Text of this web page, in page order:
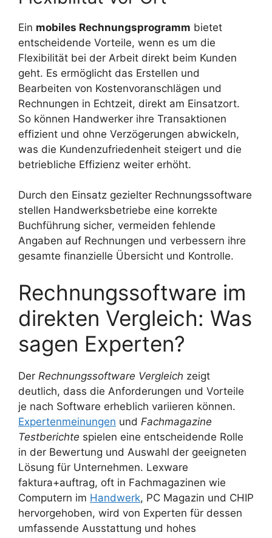
Ein mobiles Rechnungsprogramm bietet
entscheidende Vorteile, wenn es um die
Flexibilität bei der Arbeit direkt beim Kunden
geht. Es ermöglicht das Erstellen und
Bearbeiten von Kostenvoranschlägen und
Rechnungen in Echtzeit, direkt am Einsatzort.
So können Handwerker ihre Transaktionen
effizient und ohne Verzögerungen abwickeln,
was die Kundenzufriedenheit steigert und die
betriebliche Effizienz weiter erhöht.
Durch den Einsatz gezielter Rechnungssoftware
stellen Handwerksbetriebe eine korrekte
Buchführung sicher, vermeiden fehlende
Angaben auf Rechnungen und verbessern ihre
gesamte finanzielle Übersicht und Kontrolle.
Rechnungssoftware im
direkten Vergleich: Was
sagen Experten?
Der Rechnungssoftware Vergleich zeigt
deutlich, dass die Anforderungen und Vorteile
je nach Software erheblich variieren können.
Expertenmeinungen und Fachmagazine
Testberichte spielen eine entscheidende Rolle
in der Bewertung und Auswahl der geeigneten
Lösung für Unternehmen. Lexware
faktura+auftrag, oft in Fachmagazinen wie
Computern im Handwerk, PC Magazin und CHIP
hervorgehoben, wird von Experten für dessen
umfassende Ausstattung und hohes